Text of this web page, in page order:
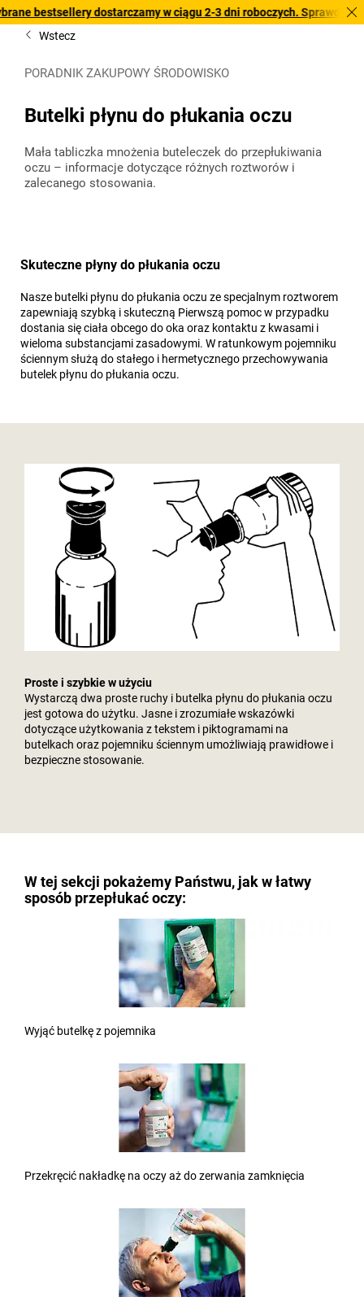
dostarczamy w ciągu 2-3 dni roboczych. Sprawdź naszą ofertę z
Wstecz
PORADNIK ZAKUPOWY ŚRODOWISKO
Butelki płynu do płukania oczu
Mała tabliczka mnożenia buteleczek do przepłukiwania
oczu – informacje dotyczące różnych roztworów i
zalecanego stosowania.
Skuteczne płyny do płukania oczu
Nasze butelki płynu do płukania oczu ze specjalnym roztworem
zapewniają szybką i skuteczną Pierwszą pomoc w przypadku
dostania się ciała obcego do oka oraz kontaktu z kwasami i
wieloma substancjami zasadowymi. W ratunkowym pojemniku
ściennym służą do stałego i hermetycznego przechowywania
butelek płynu do płukania oczu.
Proste i szybkie w użyciu
Wystarczą dwa proste ruchy i butelka płynu do płukania oczu
jest gotowa do użytku. Jasne i zrozumiałe wskazówki
dotyczące użytkowania z tekstem i piktogramami na
butelkach oraz pojemniku ściennym umożliwiają prawidłowe i
bezpieczne stosowanie.
W tej sekcji pokażemy Państwu, jak w łatwy
sposób przepłukać oczy:
Wyjąć butelkę z pojemnika
Przekręcić nakładkę na oczy aż do zerwania zamknięcia